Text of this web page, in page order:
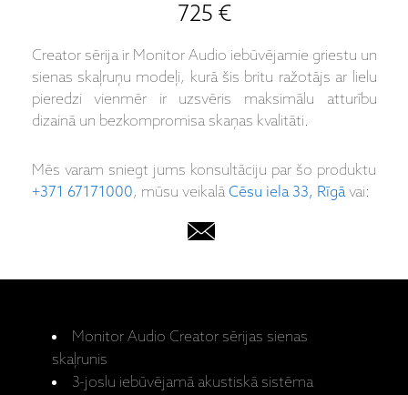
725 €
Creator sērija ir Monitor Audio iebūvējamie griestu un
sienas skaļruņu modeļi, kurā šis britu ražotājs ar lielu
pieredzi vienmēr ir uzsvēris maksimālu atturību
dizainā un bezkompromisa skaņas kvalitāti.
Mēs varam sniegt jums konsultāciju par šo produktu
+371 67171000, mūsu veikalāCēsu iela 33, Rīgāvai:
Monitor Audio Creator sērijas sienas
skaļrunis
3-joslu iebūvējamā akustiskā sistēma